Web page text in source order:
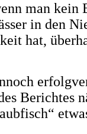
man kein
in den
hat,
Berichtes